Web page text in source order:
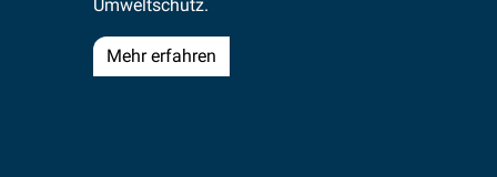
Umweltschutz.
Mehr erfahren